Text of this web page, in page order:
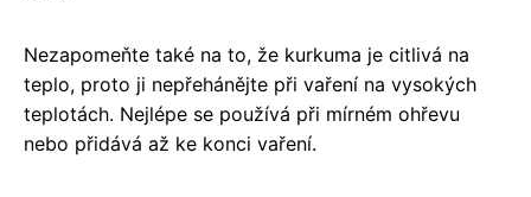
Nezapomeňte také na to, že kurkuma je citlivá na
teplo, proto ji nepřehánějte při vaření na vysokých
teplotách. Nejlépe se používá při mírném ohřevu
nebo přidává až ke konci vaření.